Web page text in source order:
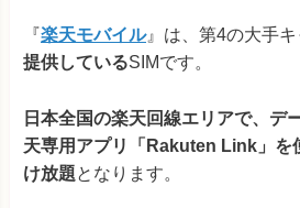
『楽天モバイル』は、第4の大手
提供しているSIMです。
日本全国の楽天回線エリアで、デ
天専用アプリ「Rakuten Link」を
け放題となります。